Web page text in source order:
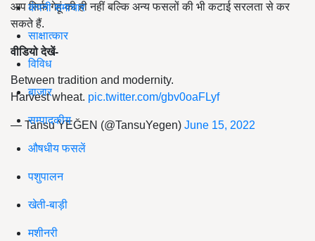
कंपनी समाचार
साक्षात्कार
विविध
बाजार
सम्पादकीय
औषधीय फसलें
पशुपालन
खेती-बाड़ी
मशीनरी
आप सिर्फ गेहूं की ही नहीं बल्कि अन्य फसलों की भी कटाई सरलता से कर
सकते हैं.
वीडियो देखें-
Between tradition and modernity.
Harvest wheat. pic.twitter.com/gbv0oaFLyf
— Tansu YEĞEN (@TansuYegen) June 15, 2022